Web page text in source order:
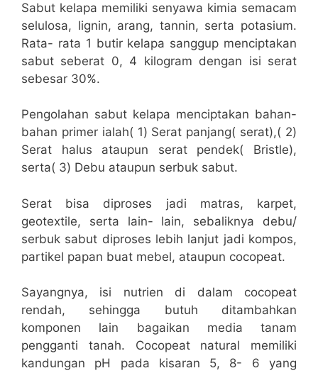
Sabut kelapa memiliki senyawa kimia semacam
selulosa, lignin, arang, tannin, serta potasium.
Rata- rata 1 butir kelapa sanggup menciptakan
sabut seberat 0, 4 kilogram dengan isi serat
sebesar 30%.
Pengolahan sabut kelapa menciptakan bahan-
bahan primer ialah( 1) Serat panjang( serat),( 2)
Serat halus ataupun serat pendek( Bristle),
serta( 3) Debu ataupun serbuk sabut.
Serat bisa diproses jadi matras, karpet,
geotextile, serta lain- lain, sebaliknya debu/
serbuk sabut diproses lebih lanjut jadi kompos,
partikel papan buat mebel, ataupun cocopeat.
Sayangnya, isi nutrien di dalam cocopeat
rendah, sehingga butuh ditambahkan
komponen lain bagaikan media tanam
pengganti tanah. Cocopeat natural memiliki
kandungan pH pada kisaran 5, 8- 6 yang